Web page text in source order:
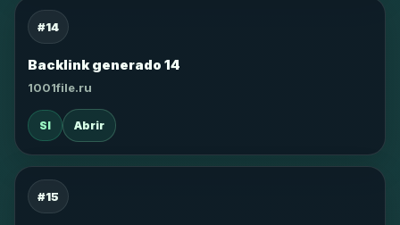
#14
Backlink generado 14
1001file.ru
SI Abrir
#15